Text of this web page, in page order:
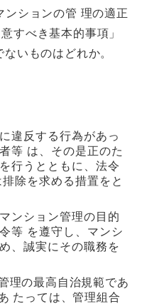
ンションの管 理の適正
すべき基本的事項」
いものはどれか。
違反する行為があっ
等 は、その是正のた
行うとともに、法令
除を求める措置をと
ンション管理の目的
等 を遵守し、マンシ
、誠実にその職務を
理の最高自治規範であ
たっては、管理組合